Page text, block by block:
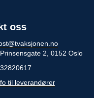
oss
2, 0152 Oslo
til leverandører